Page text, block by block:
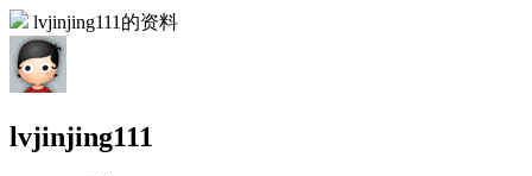
lvjinjing111的资料
lvjinjing111